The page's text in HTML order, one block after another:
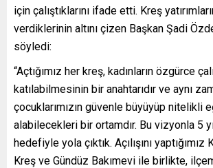
için çalıştıklarını ifade etti. Kreş
verdiklerinin altını çizen Başkan Şadi
söyledi:
“Açtığımız her kreş, kadınların özgürce
katılabilmesinin bir anahtarıdır ve aynı
çocuklarımızın güvenle büyüyüp nitelikli
alabilecekleri bir ortamdır. Bu vizyonla 5
hedefiyle yola çıktık. Açılışını
Kreş ve Gündüz Bakımevi ile birlikte,